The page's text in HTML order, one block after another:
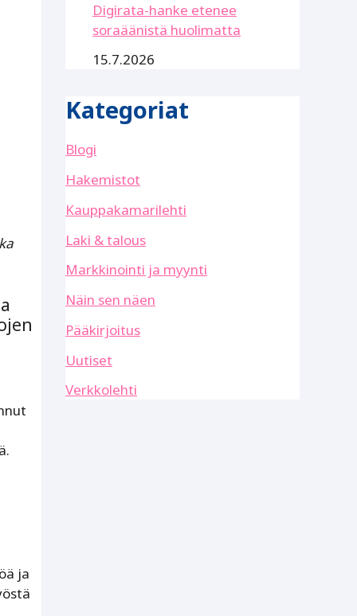
ja
Digirata-hanke etenee
soraäänistä huolimatta
15.7.2026
Kategoriat
Blogi
Hakemistot
Kauppakamarilehti
Laki & talous
Markkinointi ja myynti
Näin sen näen
Pääkirjoitus
Uutiset
Verkkolehti